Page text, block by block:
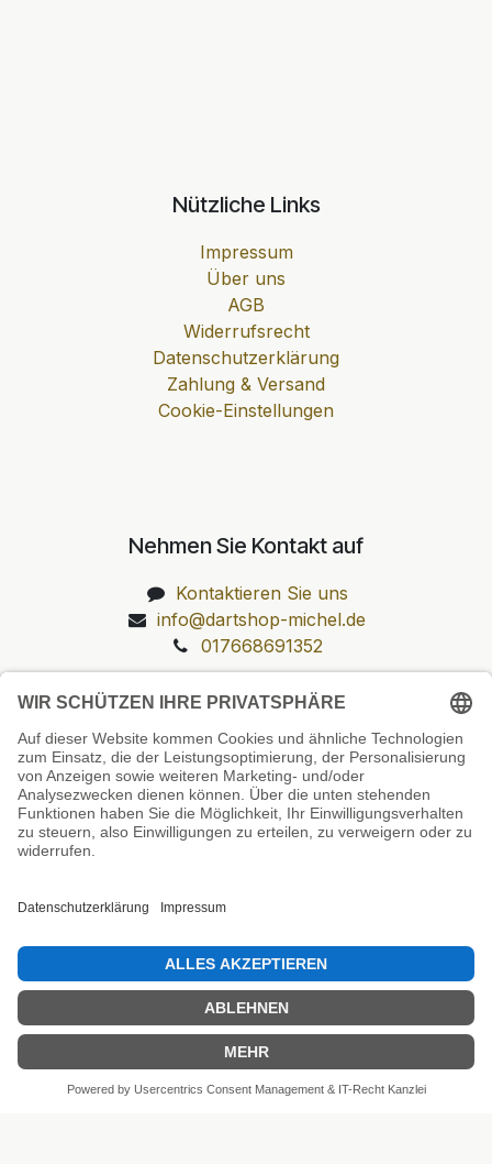
Nützliche Links
Impressum
Über uns
AGB
Widerrufsrecht
Datenschutzerklärung
Zahlung & Versand
Cookie-Einstellungen
Nehmen Sie Kontakt auf
Kontaktieren Sie uns
info@dartshop-michel.de
017668691352
Unsere Prüfsiegel